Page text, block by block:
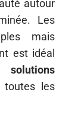
autour
Les
mais
est idéal
solutions
les